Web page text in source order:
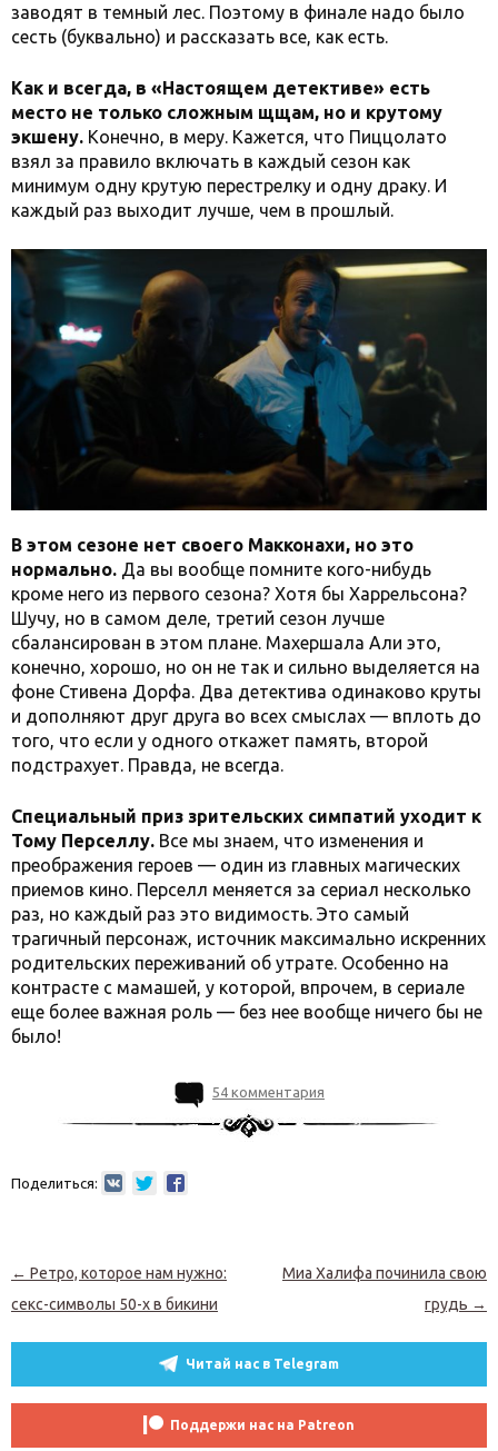
заводят в темный лес. Поэтому в финале надо было
сесть (буквально) и рассказать все, как есть.
Как и всегда, в «Настоящем детективе» есть
место не только сложным щщам, но и крутому
экшену. Конечно, в меру. Кажется, что Пиццолато
взял за правило включать в каждый сезон как
минимум одну крутую перестрелку и одну драку. И
каждый раз выходит лучше, чем в прошлый.
В этом сезоне нет своего Макконахи, но это
нормально. Да вы вообще помните кого-нибудь
кроме него из первого сезона? Хотя бы Харрельсона?
Шучу, но в самом деле, третий сезон лучше
сбалансирован в этом плане. Махершала Али это,
конечно, хорошо, но он не так и сильно выделяется на
фоне Стивена Дорфа. Два детектива одинаково круты
и дополняют друг друга во всех смыслах — вплоть до
того, что если у одного откажет память, второй
подстрахует. Правда, не всегда.
Специальный приз зрительских симпатий уходит к
Тому Перселлу. Все мы знаем, что изменения и
преображения героев — один из главных магических
приемов кино. Перселл меняется за сериал несколько
раз, но каждый раз это видимость. Это самый
трагичный персонаж, источник максимально искренних
родительских переживаний об утрате. Особенно на
контрасте с мамашей, у которой, впрочем, в сериале
еще более важная роль — без нее вообще ничего бы не
было!
54 комментария
Поделиться:
Навигация по записям
← Ретро, которое нам нужно:
секс-символы 50-х в бикини
Миа Халифа починила свою
грудь →
Читай нас в Telegram
Поддержи нас на Patreon